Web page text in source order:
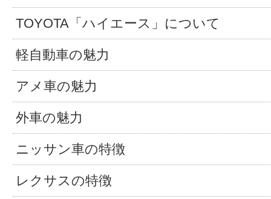
TOYOTA「ハイエース」について
軽自動車の魅力
アメ車の魅力
外車の魅力
ニッサン車の特徴
レクサスの特徴